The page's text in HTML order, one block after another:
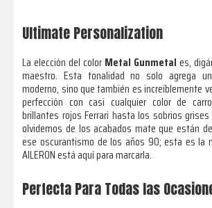
Ultimate Personalization
La elección del color Metal Gunmetal es,
maestro. Esta tonalidad no solo agrega
moderno, sino que también es increíblemente
perfección con casi cualquier color de
brillantes rojos Ferrari hasta los sobrios
olvidemos de los acabados mate que están
ese oscurantismo de los años 90; esta es la
AILERON está aquí para marcarla.
Perfecta Para Todas las